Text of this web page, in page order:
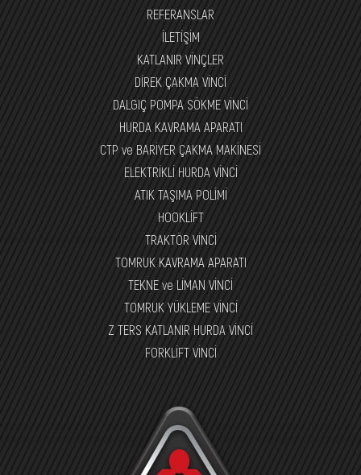
REFERANSLAR
İLETİŞİM
KATLANIR VİNÇLER
DİREK ÇAKMA VİNCİ
DALGIÇ POMPA SÖKME VİNCİ
HURDA KAVRAMA APARATI
CTP ve BARİYER ÇAKMA MAKİNESİ
ELEKTRİKLİ HURDA VİNCİ
ATIK TAŞIMA POLİMİ
HOOKLİFT
TRAKTÖR VİNCİ
TOMRUK KAVRAMA APARATI
TEKNE ve LİMAN VİNCİ
TOMRUK YÜKLEME VİNCİ
Z TERS KATLANIR HURDA VİNCİ
FORKLİFT VİNCİ